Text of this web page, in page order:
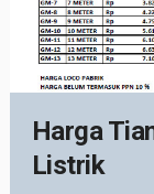
Harga
Listrik